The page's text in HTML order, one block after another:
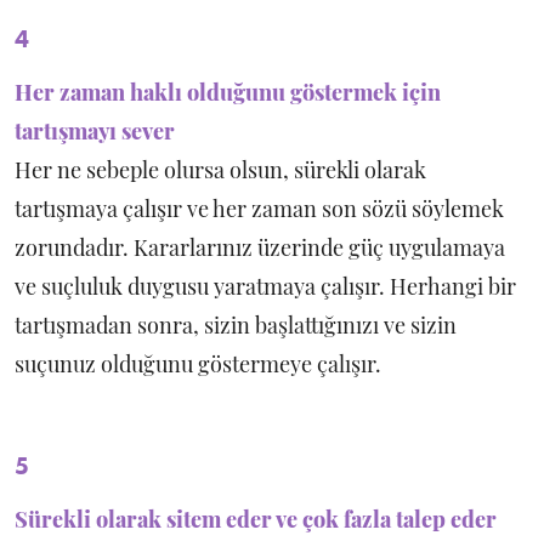
4
Her zaman haklı olduğunu göstermek için
tartışmayı sever
Her ne sebeple olursa olsun, sürekli olarak
tartışmaya çalışır ve her zaman son sözü söylemek
zorundadır. Kararlarınız üzerinde güç uygulamaya
ve suçluluk duygusu yaratmaya çalışır. Herhangi bir
tartışmadan sonra, sizin başlattığınızı ve sizin
suçunuz olduğunu göstermeye çalışır.
5
Sürekli olarak sitem eder ve çok fazla talep eder